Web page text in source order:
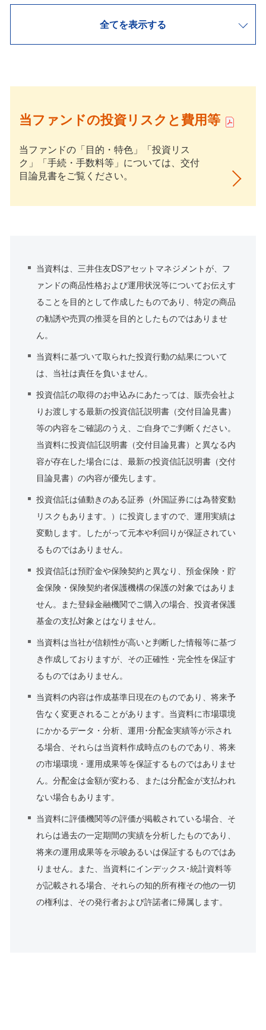
全てを表示する
当ファンドの投資リスクと費用等
当ファンドの「目的・特色」「投資リス
ク」「手続・手数料等」については、交付
目論見書をご覧ください。
当資料は、三井住友DSアセットマネジメントが、フ
ァンドの商品性格および運用状況等についてお伝えす
ることを目的として作成したものであり、特定の商品
の勧誘や売買の推奨を目的としたものではありませ
ん。
当資料に基づいて取られた投資行動の結果について
は、当社は責任を負いません。
投資信託の取得のお申込みにあたっては、販売会社よ
りお渡しする最新の投資信託説明書（交付目論見書）
等の内容をご確認のうえ、ご自身でご判断ください。
当資料に投資信託説明書（交付目論見書）と異なる内
容が存在した場合には、最新の投資信託説明書（交付
目論見書）の内容が優先します。
投資信託は値動きのある証券（外国証券には為替変動
リスクもあります。）に投資しますので、運用実績は
変動します。したがって元本や利回りが保証されてい
るものではありません。
投資信託は預貯金や保険契約と異なり、預金保険・貯
金保険・保険契約者保護機構の保護の対象ではありま
せん。また登録金融機関でご購入の場合、投資者保護
基金の支払対象とはなりません。
当資料は当社が信頼性が高いと判断した情報等に基づ
き作成しておりますが、その正確性・完全性を保証す
るものではありません。
当資料の内容は作成基準日現在のものであり、将来予
告なく変更されることがあります。当資料に市場環境
にかかるデータ・分析、運用･分配金実績等が示され
る場合、それらは当資料作成時点のものであり、将来
の市場環境・運用成果等を保証するものではありませ
ん。分配金は金額が変わる、または分配金が支払われ
ない場合もあります。
当資料に評価機関等の評価が掲載されている場合、そ
れらは過去の一定期間の実績を分析したものであり、
将来の運用成果等を示唆あるいは保証するものではあ
りません。また、当資料にインデックス･統計資料等
が記載される場合、それらの知的所有権その他の一切
の権利は、その発行者および許諾者に帰属します。